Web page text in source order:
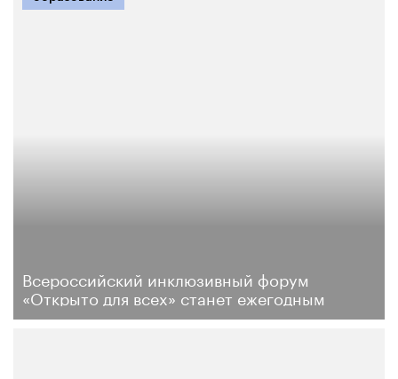
Всероссийский инклюзивный форум
«Открыто для всех» станет ежегодным